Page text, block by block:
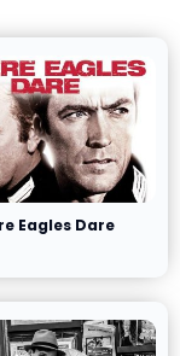
Eagles Dare